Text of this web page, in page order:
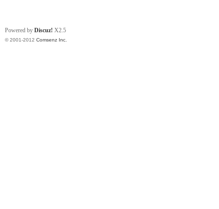
Powered by Discuz! X2.5
© 2001-2012 Comsenz Inc.